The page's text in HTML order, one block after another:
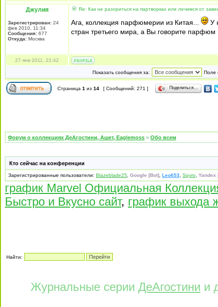
Джулия
Зарегистрирован: 24
фев 2010, 11:34
Сообщения: 677
Откуда: Москва
Re: Как не разориться на партворках или лечимся от
Ага, коллекция парфюмерии из Китая...
У
стран третьего мира, а Вы говорите парфюм
27 янв 2011, 22:42
Показать сообщения за: Поле
Страница 1 из 14 [ Сообщений: 271 ] Поделиться…
Форум о коллекциях ДеАгостини, Ашет, Eaglemoss » Обо всем
Кто сейчас на конференции
Зарегистрированные пользователи: Blazeblade25 Google [Bot] Leo653 Spyro Yandex
график Marvel Официальная
Быстро и Вкусно сайт, график выхода
Найти:
Журнальные серии ДеАгостини и